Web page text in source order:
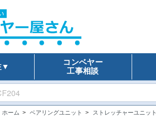
▼
コンベヤー
工事相談
ホーム > ベアリングユニット > ストレッチャーユニット